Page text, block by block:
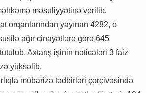
məsuliyyətinə verilib.
orqanlarından yayınan 4282, o
ağır cinayətlərə görə 645
Axtarış işinin nəticələri 3 faiz
yüksəlib.
mübarizə tədbirləri çərçivəsində